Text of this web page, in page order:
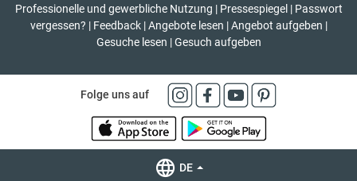
Professionelle und gewerbliche Nutzung | Pressespiegel | Passwort
vergessen? | Feedback | Angebote lesen | Angebot aufgeben |
Gesuche lesen | Gesuch aufgeben
Folge uns auf
DE